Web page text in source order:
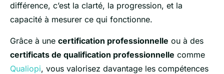
différence, c’est la clarté, la progression, et la
capacité à mesurer ce qui fonctionne.
Grâce à une certification professionnelle ou à des
certificats de qualification professionnelle comme
Qualiopi, vous valorisez davantage les compétences